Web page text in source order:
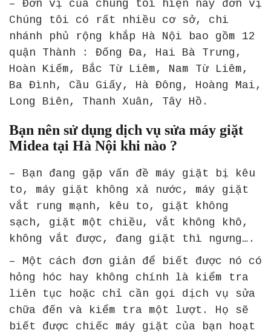
– Đơn vị của chúng tôi hiện nay đơn vị
Chúng tôi có rất nhiều cơ sở, chi
nhánh phủ rộng khắp Hà Nội bao gồm 12
quận Thành : Đống Đa, Hai Bà Trưng,
Hoàn Kiếm, Bắc Từ Liêm, Nam Từ Liêm,
Ba Đình, Cầu Giấy, Hà Đông, Hoàng Mai,
Long Biên, Thanh Xuân, Tây Hồ.
Bạn nên sử dụng dịch vụ sửa máy giặt
Midea tại Hà Nội khi nào ?
– Bạn đang gặp vấn đề máy giặt bị kêu
to, máy giặt không xả nước, máy giặt
vắt rung mạnh, kêu to, giặt không
sạch, giặt một chiều, vắt không khô,
không vắt được, đang giặt thì ngưng….
– Một cách đơn giản để biết được nó có
hỏng hóc hay không chính là kiểm tra
liên tục hoặc chỉ cần gọi dịch vụ sửa
chữa đến và kiểm tra một lượt. Họ sẽ
biết được chiếc máy giặt của bạn hoạt